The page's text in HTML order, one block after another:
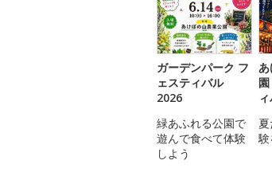
ガーデンパーク フ
ェスティバル
2026
緑あふれる公園で
遊んで食べて体験
しよう
験